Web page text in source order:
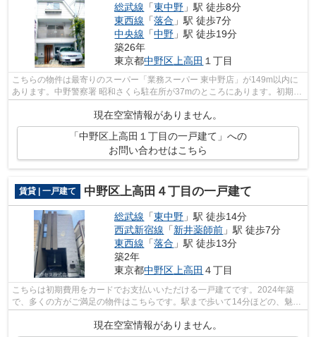
総武線 「東中野 」駅 徒歩8分
東西線 「落合 」駅 徒歩7分
中央線 「中野 」駅 徒歩19分
築26年
東京都中野区 上高田 １丁目
こちらの物件は最寄りのスーパー「業務スーパー 東中野店」が149m以内に
あります。中野警察署 昭和さくら駐在所が37mのところにあります。初期費
現在空室情報がありません。
「中野区上高田１丁目の一戸建て」への
お問い合わせはこちら
賃貸 | 一戸建て 中野区上高田４丁目の一戸建て
総武線 「東中野 」駅 徒歩14分
西武新宿線 「新井薬師前 」駅 徒歩7分
東西線 「落合 」駅 徒歩13分
築2年
東京都中野区上高田 ４丁目
こちらは初期費用をカードでお支払いいただける一戸建てです。2024年築
で、多くの方がご満足の物件はこちらです。駅まで歩いて14分ほどの、魅力
的な立地の物件です。いつでも快適空間...
現在空室情報がありません。